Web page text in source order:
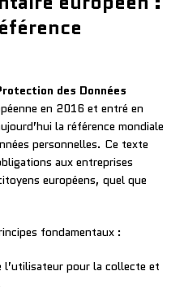
des Données
en 2016 et entré en
la référence mondiale
personnelles. Ce texte
aux entreprises
européens, quel que
fondamentaux :
l’utilisateur pour la collecte et